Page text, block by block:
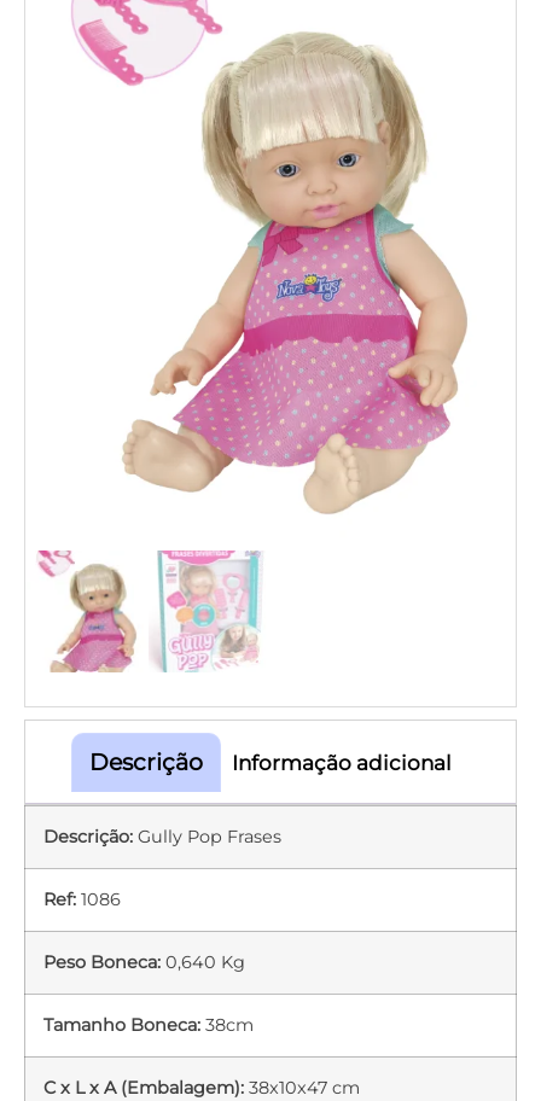
Descrição Informação adicional
Descrição: Gully Pop Frases
Ref: 1086
Peso Boneca: 0,640 Kg
Tamanho Boneca: 38cm
C x L x A (Embalagem): 38x10x47 cm